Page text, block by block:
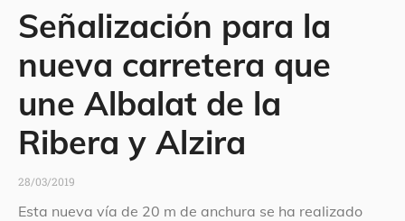
Señalización para la
nueva carretera que
une Albalat de la
Ribera y Alzira
28/03/2019
Esta nueva vía de 20 m de anchura se ha realizado